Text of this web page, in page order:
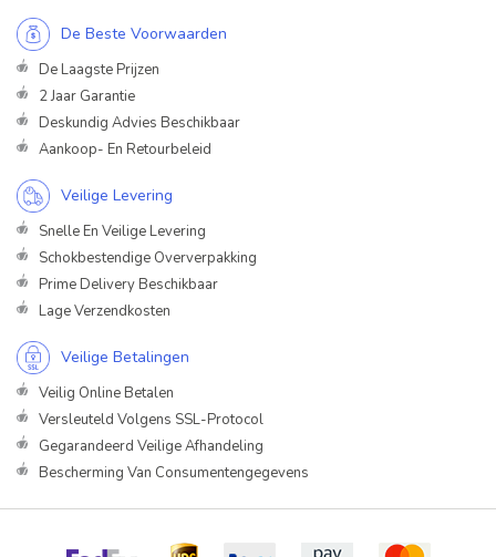
De Beste Voorwaarden
De Laagste Prijzen
2 Jaar Garantie
Deskundig Advies Beschikbaar
Aankoop- En Retourbeleid
Veilige Levering
Snelle En Veilige Levering
Schokbestendige Oververpakking
Prime Delivery Beschikbaar
Lage Verzendkosten
Veilige Betalingen
Veilig Online Betalen
Versleuteld Volgens SSL-Protocol
Gegarandeerd Veilige Afhandeling
Bescherming Van Consumentengegevens